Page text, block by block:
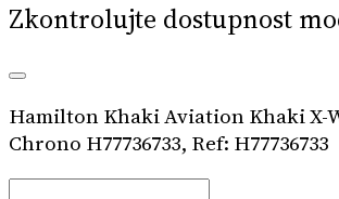
Zkontrolujte dostupnost
Hamilton Khaki Aviation Khaki X-
Chrono H77736733, Ref: H77736733